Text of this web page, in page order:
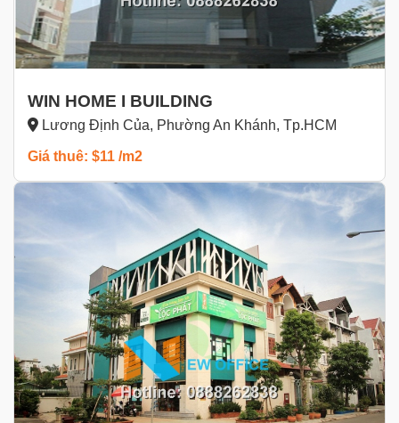
WIN HOME I BUILDING
Lương Định Của, Phường An Khánh, Tp.HCM
Giá thuê: $11 /m2